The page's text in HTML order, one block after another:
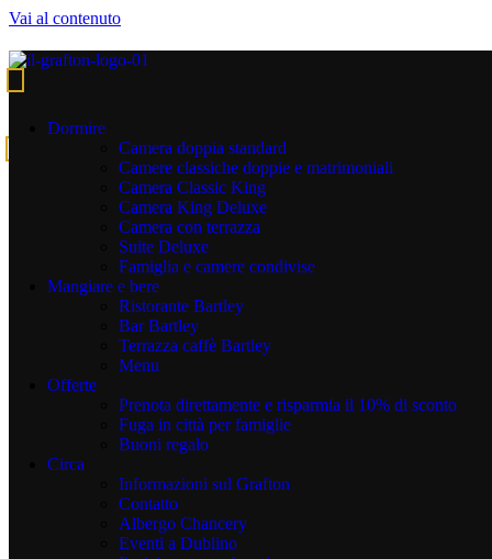
Vai al contenuto
Dormire
Camera doppia standard
Camere classiche doppie e matrimoniali
Camera Classic King
Camera King Deluxe
Camera con terrazza
Suite Deluxe
Famiglia e camere condivise
Mangiare e bere
Ristorante Bartley
Bar Bartley
Terrazza caffè Bartley
Menu
Offerte
Prenota direttamente e risparmia il 10% di sconto
Fuga in città per famiglie
Buoni regalo
Circa
Informazioni sul Grafton
Contatto
Albergo Chancery
Eventi a Dublino
Hotel rooms Dublin
A Welcome Reward at the End of a Long Day!
The Perfect Place to Rest your Weary Head! Admire stunning
skyline views of Dublin afforded by the floor-to-ceiling windows,
and take advantage of the wonderful bedroom amenities at The
Grafton which include:
Docce walk-in.
Soffici accappatoi e pantofole nelle camere e suite
Deluxe.
Biancheria da letto ad alto numero di fili.
Televisori HD a schermo piatto con capacità di Chrome
casting.
Armadi a muro aperti.
Scrivania con comoda seduta e luce da tavolo.
Tea and coffee-making facilities.
Un mini-frigo con bottiglie d'acqua in omaggio.